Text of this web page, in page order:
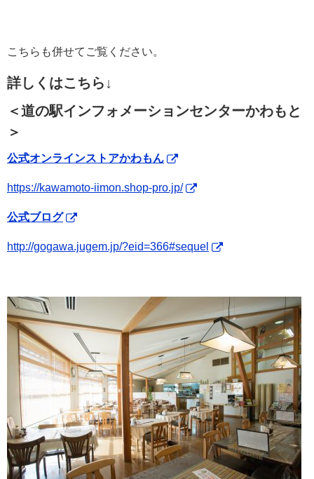
こちらも併せてご覧ください。
詳しくはこちら↓
＜道の駅インフォメーションセンターかわもと
＞
公式オンラインストアかわもん
https://kawamoto-iimon.shop-pro.jp/
公式ブログ
http://gogawa.jugem.jp/?eid=366#sequel